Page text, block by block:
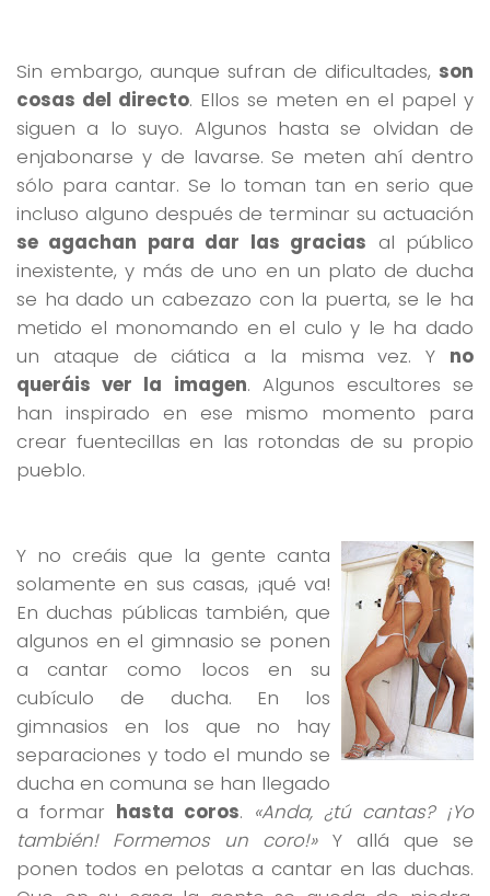
Sin embargo, aunque sufran de dificultades, son
cosas del directo. Ellos se meten en el papel y
siguen a lo suyo. Algunos hasta se olvidan de
enjabonarse y de lavarse. Se meten ahí dentro
sólo para cantar. Se lo toman tan en serio que
incluso alguno después de terminar su actuación
se agachan para dar las gracias al público
inexistente, y más de uno en un plato de ducha
se ha dado un cabezazo con la puerta, se le ha
metido el monomando en el culo y le ha dado
un ataque de ciática a la misma vez. Y no
queráis ver la imagen. Algunos escultores se
han inspirado en ese mismo momento para
crear fuentecillas en las rotondas de su propio
pueblo.
Y no creáis que la gente canta
solamente en sus casas, ¡qué va!
En duchas públicas también, que
algunos en el gimnasio se ponen
a cantar como locos en su
cubículo de ducha. En los
gimnasios en los que no hay
separaciones y todo el mundo se
ducha en comuna se han llegado
a formar hasta coros. «Anda, ¿tú cantas? ¡Yo
también! Formemos un coro!»Y allá que se
ponen todos en pelotas a cantar en las duchas.